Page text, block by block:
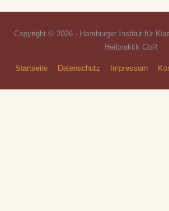
Copyright © 2026 - Hamburger Institut für
Heilpraktik GbR
Startseite Datenschutz Impressum